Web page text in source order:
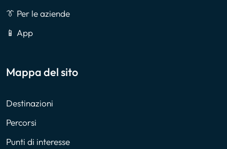
👔 Per le aziende
📱 App
Mappa del sito
Destinazioni
Percorsi
Punti di interesse